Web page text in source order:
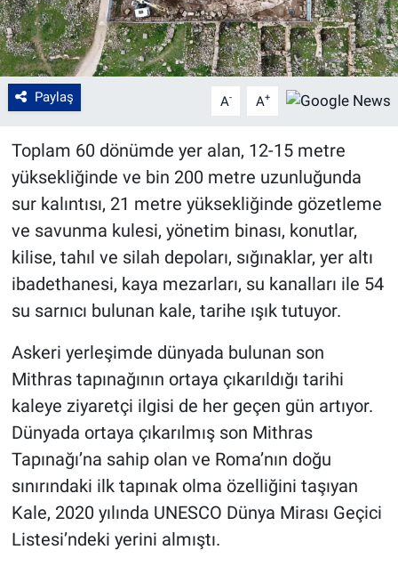
Paylaş A- A+
Toplam 60 dönümde yer alan, 12-15 metre
yüksekliğinde ve bin 200 metre uzunluğunda
sur kalıntısı, 21 metre yüksekliğinde gözetleme
ve savunma kulesi, yönetim binası, konutlar,
kilise, tahıl ve silah depoları, sığınaklar, yer altı
ibadethanesi, kaya mezarları, su kanalları ile 54
su sarnıcı bulunan kale, tarihe ışık tutuyor.
Askeri yerleşimde dünyada bulunan son
Mithras tapınağının ortaya çıkarıldığı tarihi
kaleye ziyaretçi ilgisi de her geçen gün artıyor.
Dünyada ortaya çıkarılmış son Mithras
Tapınağı’na sahip olan ve Roma’nın doğu
sınırındaki ilk tapınak olma özelliğini taşıyan
Kale, 2020 yılında UNESCO Dünya Mirası Geçici
Listesi’ndeki yerini almıştı.